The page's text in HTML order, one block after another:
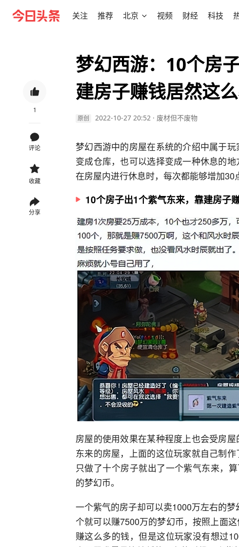
关注 推荐 北京 视频 财经 科技
1
评论
收藏
分享
梦幻西游：10个房
建房子赚钱居然这
原创 2022-10-27 20:52 · 废材但不废物
梦幻西游中的房屋在系统的介绍中属于
变成仓库，也可以选择变成一种休息的
在房屋内进行休息时，每次都能够增加30
10个房子出1个紫气东来，靠建房子
房屋的使用效果在某种程度上也会受房
东来的房屋，上面的这位玩家就自己制
只做了十个房子就出了一个紫气东来，
的梦幻币。
一个紫气的房子却可以卖1000万左右的
个就可以赚7500万的梦幻币，按照上面
赚这么多的钱，但是这位玩家没有想过